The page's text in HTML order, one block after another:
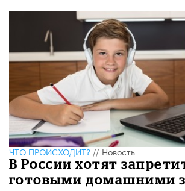
ЧТО ПРОИСХОДИТ?//Новость
В России хотят
готовыми домашними